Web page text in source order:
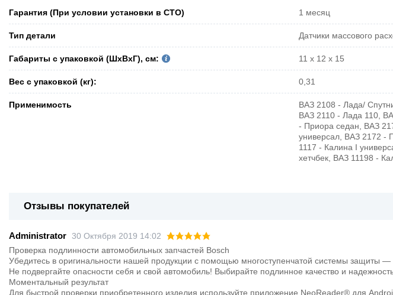
Гарантия (При условии установки в СТО) 1 месяц
Тип детали Датчики массового
Габариты с упаковкой (ШxВxГ), см: 11 х 12 х 15
Вес с упаковкой (кг): 0,31
Применимость
ВАЗ 2108 - Лада/
ВАЗ 2110 - Лада 110,
- Приора седан, ВАЗ
универсал, ВАЗ 2172 -
1117 - Калина I
хетчбек, ВАЗ 11198 -
Отзывы покупателей
Administrator 30 Октября 2019 14:02
Проверка подлинности автомобильных запчастей Bosch
Убедитесь в оригинальности нашей продукции с помощью многоступенчатой системы защиты —
Не подвергайте опасности себя и свой автомобиль! Выбирайте подлинное качество и
Моментальный результат
Для быстрой проверки приобретенного изделия используйте приложение NeoReader® для